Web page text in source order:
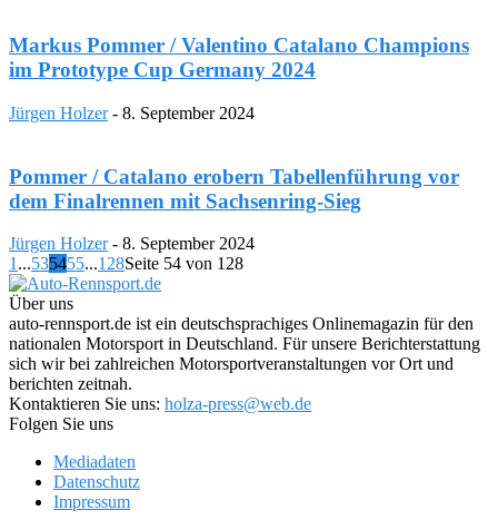
Markus Pommer / Valentino Catalano Champions
im Prototype Cup Germany 2024
Jürgen Holzer - 8. September 2024
Pommer / Catalano erobern Tabellenführung vor
dem Finalrennen mit Sachsenring-Sieg
Jürgen Holzer - 8. September 2024
1 ...535455...128Seite 54 von 128
Über uns
auto-rennsport.de ist ein deutschsprachiges Onlinemagazin für den
nationalen Motorsport in Deutschland. Für unsere Berichterstattung
sich wir bei zahlreichen Motorsportveranstaltungen vor Ort und
berichten zeitnah.
Kontaktieren Sie uns: holza-press@web.de
Folgen Sie uns
Mediadaten
Datenschutz
Impressum